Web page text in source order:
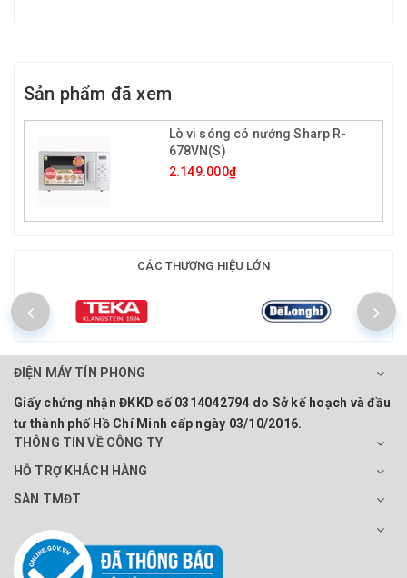
Sản phẩm đã xem
Lò vi sóng có nướng Sharp R-
678VN(S)
2.149.000₫
CÁC THƯƠNG HIỆU LỚN
ĐIỆN MÁY TÍN PHONG
Giấy chứng nhận ĐKKD số 0314042794 do Sở kế hoạch và đầu
tư thành phố Hồ Chí Minh cấp ngày 03/10/2016.
THÔNG TIN VỀ CÔNG TY
HỖ TRỢ KHÁCH HÀNG
SÀN TMĐT